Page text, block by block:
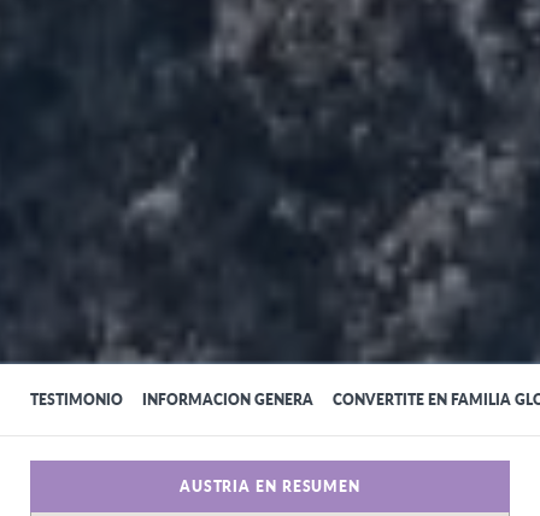
TESTIMONIO INFORMACION GENERA CONVERTITE EN FAMILIA
AUSTRIA EN RESUMEN